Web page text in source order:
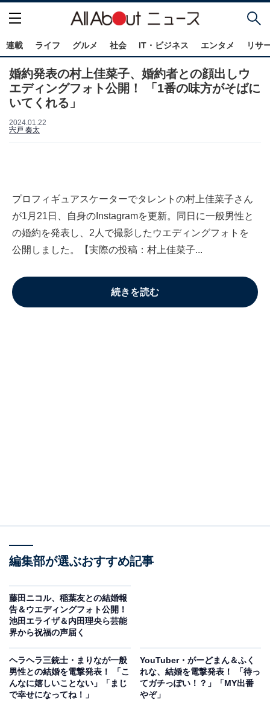
連載 ライフ グルメ 社会 IT・ビジネス エンタメ リサ
婚約発表の村上佳菜子、婚約者との顔出しウ
エディングフォト公開！ 「1番の味方がそばに
いてくれる」
2024.01.22
宍戸 奏太
プロフィギュアスケーターでタレントの村上佳菜子さん
が1月21日、自身のInstagramを更新。同日に一般男性と
の婚約を発表し、2人で撮影したウエディングフォトを
公開しました。【実際の投稿：村上佳菜子...
続きを読む
編集部が選ぶおすすめ記事
藤田ニコル、稲葉友との結婚報
告＆ウエディングフォト公開！
池田エライザ＆内田理央ら芸能
界から祝福の声届く
ヘラヘラ三銃士・まりなが一般
男性との結婚を電撃発表！ 「こ
んなに嬉しいことない」「まじ
で幸せになってね！」
YouTuber・がーどまん＆ふく
れな、結婚を電撃発表！ 「待っ
てガチっぽい！？」「MY出番
やぞ」